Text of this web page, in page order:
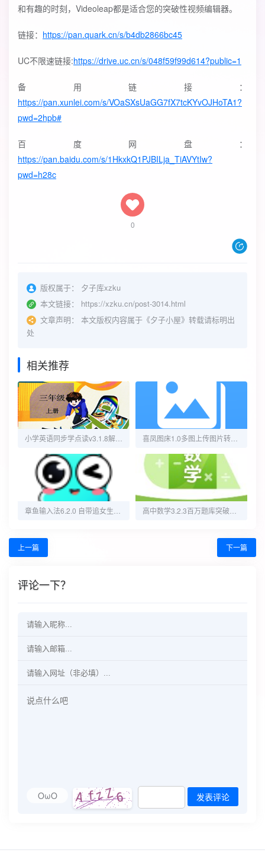
和有趣的时刻，Videoleap都是适合您的突破性视频编辑器。
链接： https://pan.quark.cn/s/b4db2866bc45
UC不限速链接:https://drive.uc.cn/s/048f59f99d614?public=1
备用链接：
https://pan.xunlei.com/s/VOaSXsUaGG7fX7tcKYvOJHoTA1?
pwd=2hpb#
百度网盘：
https://pan.baidu.com/s/1HkxkQ1PJBILja_TiAVYtIw?
pwd=h28c
0
版权属于：
夕子库xzku
本文链接：
https://xzku.cn/post-3014.html
文章声明：
本文版权内容属于《夕子小屋》转载请标明出
处
相关推荐
上一篇 下一篇
评论一下？
OωO 发表评论